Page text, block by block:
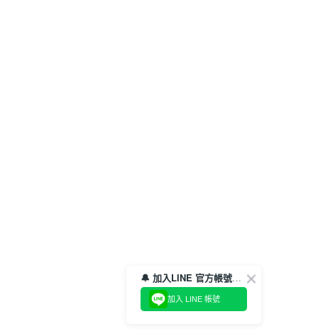
🔔 加入LINE 官方帳號，領取$100折價券！
加入 LINE 帳號